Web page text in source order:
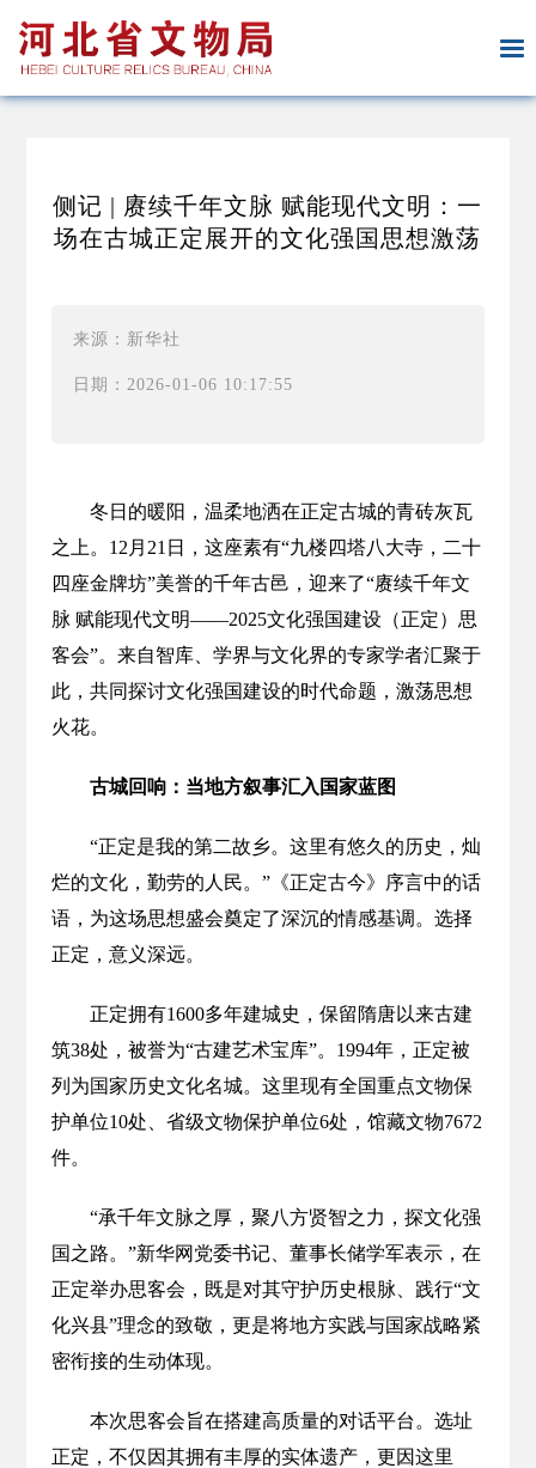
侧记 | 赓续千年文脉 赋能现代文明：一
场在古城正定展开的文化强国思想激荡
来源：新华社
日期：2026-01-06 10:17:55
冬日的暖阳，温柔地洒在正定古城的青砖灰瓦
之上。12月21日，这座素有“九楼四塔八大寺，二十
四座金牌坊”美誉的千年古邑，迎来了“赓续千年文
脉 赋能现代文明——2025文化强国建设（正定）思
客会”。来自智库、学界与文化界的专家学者汇聚于
此，共同探讨文化强国建设的时代命题，激荡思想
火花。
古城回响：当地方叙事汇入国家蓝图
“正定是我的第二故乡。这里有悠久的历史，灿
烂的文化，勤劳的人民。”《正定古今》序言中的话
语，为这场思想盛会奠定了深沉的情感基调。选择
正定，意义深远。
正定拥有1600多年建城史，保留隋唐以来古建
筑38处，被誉为“古建艺术宝库”。1994年，正定被
列为国家历史文化名城。这里现有全国重点文物保
护单位10处、省级文物保护单位6处，馆藏文物7672
件。
“承千年文脉之厚，聚八方贤智之力，探文化强
国之路。”新华网党委书记、董事长储学军表示，在
正定举办思客会，既是对其守护历史根脉、践行“文
化兴县”理念的致敬，更是将地方实践与国家战略紧
密衔接的生动体现。
本次思客会旨在搭建高质量的对话平台。选址
正定，不仅因其拥有丰厚的实体遗产，更因这里